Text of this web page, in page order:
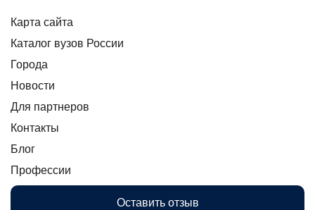
Карта сайта
Каталог вузов России
Города
Новости
Для партнеров
Контакты
Блог
Профессии
Оставить отзыв